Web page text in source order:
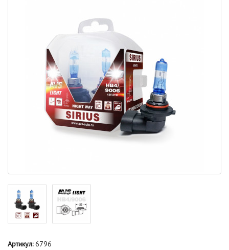
Артикул:6796